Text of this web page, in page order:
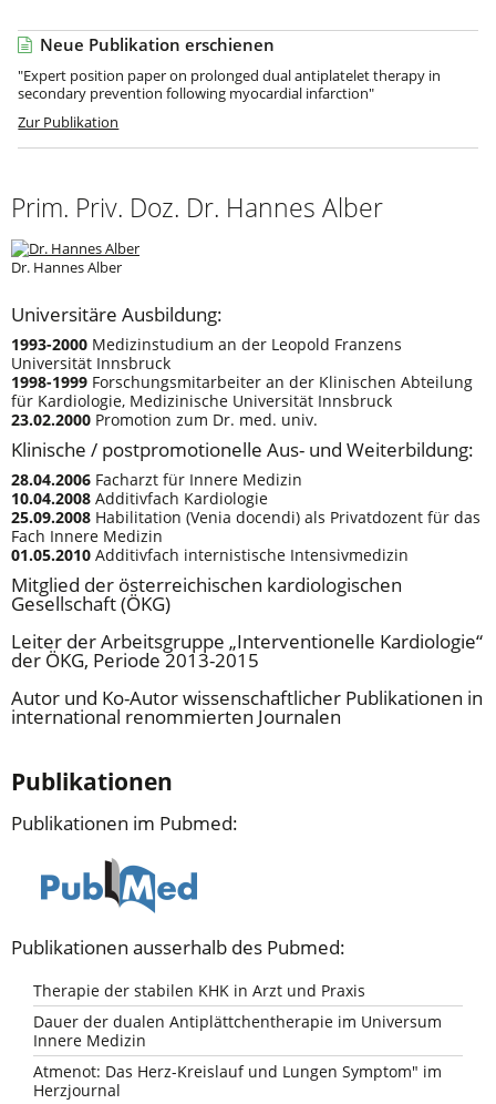
Neue Publikation erschienen
"Expert position paper on prolonged dual antiplatelet therapy in
secondary prevention following myocardial infarction"
Zur Publikation
Prim. Priv. Doz. Dr. Hannes Alber
Dr. Hannes Alber
Universitäre Ausbildung:
1993-2000 Medizinstudium an der Leopold Franzens
Universität Innsbruck
1998-1999 Forschungsmitarbeiter an der Klinischen Abteilung
für Kardiologie, Medizinische Universität Innsbruck
23.02.2000 Promotion zum Dr. med. univ.
Klinische / postpromotionelle Aus- und Weiterbildung:
28.04.2006 Facharzt für Innere Medizin
10.04.2008 Additivfach Kardiologie
25.09.2008 Habilitation (Venia docendi) als Privatdozent für das
Fach Innere Medizin
01.05.2010 Additivfach internistische Intensivmedizin
Mitglied der österreichischen kardiologischen
Gesellschaft (ÖKG)
Leiter der Arbeitsgruppe „Interventionelle Kardiologie“
der ÖKG, Periode 2013-2015
Autor und Ko-Autor wissenschaftlicher Publikationen in
international renommierten Journalen
Publikationen
Publikationen im Pubmed:
Publikationen ausserhalb des Pubmed:
Therapie der stabilen KHK in Arzt und Praxis
Dauer der dualen Antiplättchentherapie im Universum
Innere Medizin
Atmenot: Das Herz-Kreislauf und Lungen Symptom" im
Herzjournal